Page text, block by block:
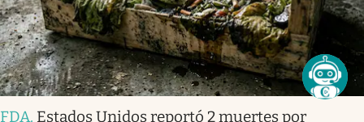
FDA. Estados Unidos reportó 2 muertes por